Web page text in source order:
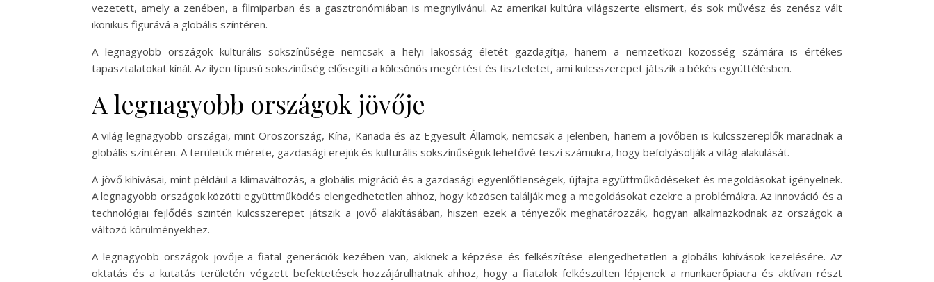
vezetett, amely a zenében, a filmiparban és a gasztronómiában is megnyilvánul. Az amerikai kultúra világszerte elismert, és sok művész és zenész vált
ikonikus figurává a globális színtéren.
A legnagyobb országok kulturális sokszínűsége nemcsak a helyi lakosság életét gazdagítja, hanem a nemzetközi közösség számára is értékes
tapasztalatokat kínál. Az ilyen típusú sokszínűség elősegíti a kölcsönös megértést és tiszteletet, ami kulcsszerepet játszik a békés együttélésben.
A legnagyobb országok jövője
A világ legnagyobb országai, mint Oroszország, Kína, Kanada és az Egyesült Államok, nemcsak a jelenben, hanem a jövőben is kulcsszereplők maradnak a
globális színtéren. A területük mérete, gazdasági erejük és kulturális sokszínűségük lehetővé teszi számukra, hogy befolyásolják a világ alakulását.
A jövő kihívásai, mint például a klímaváltozás, a globális migráció és a gazdasági egyenlőtlenségek, újfajta együttműködéseket és megoldásokat igényelnek.
A legnagyobb országok közötti együttműködés elengedhetetlen ahhoz, hogy közösen találják meg a megoldásokat ezekre a problémákra. Az innováció és a
technológiai fejlődés szintén kulcsszerepet játszik a jövő alakításában, hiszen ezek a tényezők meghatározzák, hogyan alkalmazkodnak az országok a
változó körülményekhez.
A legnagyobb országok jövője a fiatal generációk kezében van, akiknek a képzése és felkészítése elengedhetetlen a globális kihívások kezelésére. Az
oktatás és a kutatás területén végzett befektetések hozzájárulhatnak ahhoz, hogy a fiatalok felkészülten lépjenek a munkaerőpiacra és aktívan részt